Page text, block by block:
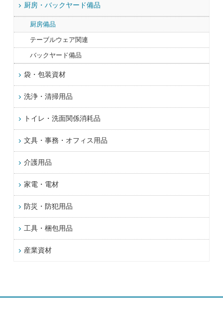
厨房・バックヤード備品
厨房備品
テーブルウェア関連
バックヤード備品
袋・包装資材
洗浄・清掃用品
トイレ・洗面関係消耗品
文具・事務・オフィス用品
介護用品
家電・電材
防災・防犯用品
工具・梱包用品
産業資材